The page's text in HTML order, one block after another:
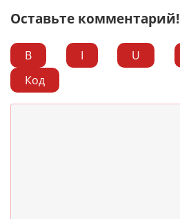
Оставьте комментарий!
B I U
Код